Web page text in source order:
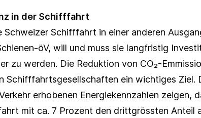
in der Schifffahrt
Schweizer Schifffahrt in einer anderen
öV, will und muss sie langfristig
zu werden. Die Reduktion von CO₂-
Schifffahrtsgesellschaften ein wichtiges Ziel.
erhobenen Energiekennzahlen zeigen,
mit ca. 7 Prozent den drittgrössten Anteil